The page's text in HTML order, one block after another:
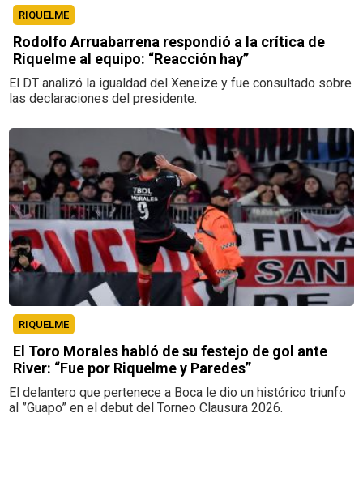
RIQUELME
Rodolfo Arruabarrena respondió a la crítica de
Riquelme al equipo: “Reacción hay”
El DT analizó la igualdad del Xeneize y fue consultado sobre
las declaraciones del presidente.
RIQUELME
El Toro Morales habló de su festejo de gol ante
River: “Fue por Riquelme y Paredes”
El delantero que pertenece a Boca le dio un histórico triunfo
al ”Guapo” en el debut del Torneo Clausura 2026.